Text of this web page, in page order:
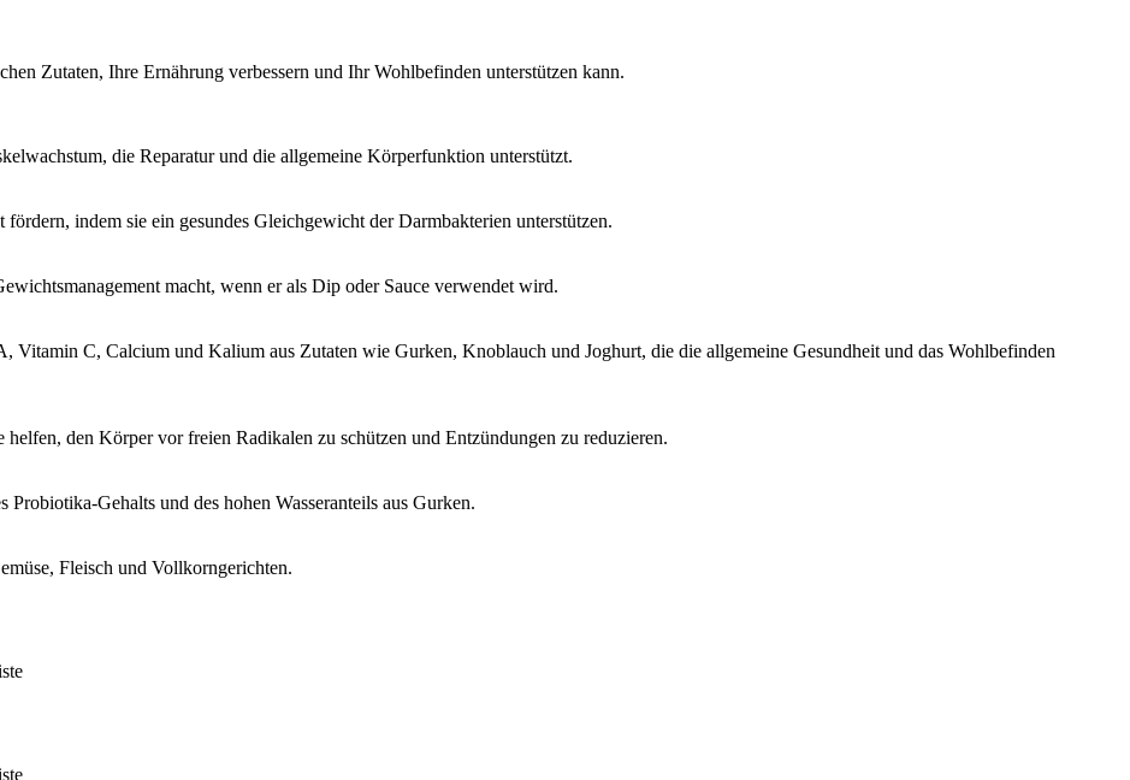
Zutaten, Ihre Ernährung verbessern und Ihr Wohlbefinden unterstützen kann.
die Reparatur und die allgemeine Körperfunktion unterstützt.
fördern, indem sie ein gesundes Gleichgewicht der Darmbakterien unterstützen.
macht, wenn er als Dip oder Sauce verwendet wird.
Vitamin C, Calcium und Kalium aus Zutaten wie Gurken, Knoblauch und Joghurt, die die allgemeine Gesundheit und das Wohlbefinden
den Körper vor freien Radikalen zu schützen und Entzündungen zu reduzieren.
Probiotika-Gehalts und des hohen Wasseranteils aus Gurken.
Fleisch und Vollkorngerichten.